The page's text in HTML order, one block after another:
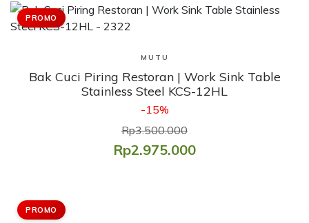
PROMO
Lihat Produk
MUTU
Bak Cuci Piring Restoran | Work Sink Table
Stainless Steel KCS-12HL
-15%
Rp3.500.000
Rp2.975.000
PROMO